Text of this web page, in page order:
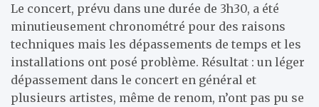
Le concert, prévu dans une durée de 3h30, a été
minutieusement chronométré pour des raisons
techniques mais les dépassements de temps et les
installations ont posé problème. Résultat : un léger
dépassement dans le concert en général et
plusieurs artistes, même de renom, n’ont pas pu se